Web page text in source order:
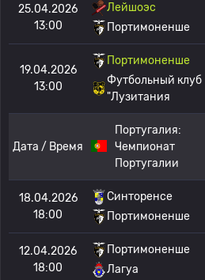
25.04.2026
13:00
Лейшоэс
Портимоненше
19.04.2026
13:00
Портимоненше
Футбольный клуб
"Лузитания
Дата / Время
Португалия:
Чемпионат
Португалии
18.04.2026
18:00
Синторенсе
Портимоненше
12.04.2026
18:00
Портимоненше
Лагуа